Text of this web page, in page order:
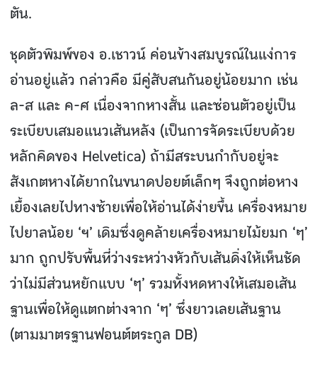
ตัน.
ชุดตัวพิมพ์ของ อ.เชาวน์ ค่อนข้างสมบูรณ์ในแง่การ
อ่านอยู่แล้ว กล่าวคือ มีคู่สับสนกันอยู่น้อยมาก เช่น
ล-ส และ ค-ศ เนื่องจากหางสั้น และซ่อนตัวอยู่เป็น
ระเบียบเสมอแนวเส้นหลัง (เป็นการจัดระเบียบด้วย
หลักคิดของ Helvetica) ถ้ามีสระบนกํากับอยู่จะ
สังเกตหางได้ยากในขนาดปอยต์เล็กๆ จึงถูกต่อหาง
เยื้องเลยไปทางซ้ายเพื่อให้อ่านได้ง่ายขึ้น เครื่องหมาย
ไปยาลน้อย ‘ฯ’ เดิมซึ่งดูคล้ายเครื่องหมายไม้ยมก ‘ๆ’
มาก ถูกปรับพื้นที่ว่างระหว่างหัวกับเส้นดิ่งให้เห็นชัด
ว่าไม่มีส่วนหยักแบบ ‘ๆ’ รวมทั้งหดหางให้เสมอเส้น
ฐานเพื่อให้ดูแตกต่างจาก ‘ๆ’ ซึ่งยาวเลยเส้นฐาน
(ตามมาตรฐานฟอนต์ตระกูล DB)